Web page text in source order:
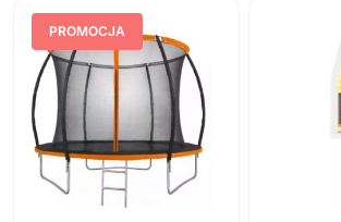
PROMOCJA